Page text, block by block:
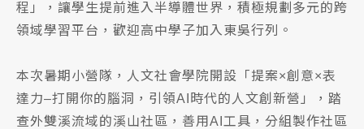
程」，讓學生提前進入半導體世界，積極規劃多元的跨
領域學習平台，歡迎高中學子加入東吳行列。
本次暑期小營隊，人文社會學院開設「提案×創意×表
達力–打開你的腦洞，引領AI時代的人文創新營」，踏
查外雙溪流域的溪山社區，善用AI工具，分組製作社區